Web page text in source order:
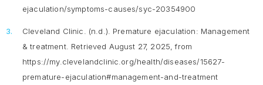
ejaculation/symptoms-causes/syc-20354900
Cleveland Clinic. (n.d.). Premature ejaculation: Management
& treatment. Retrieved August 27, 2025, from
https://my.clevelandclinic.org/health/diseases/15627-
premature-ejaculation#management-and-treatment